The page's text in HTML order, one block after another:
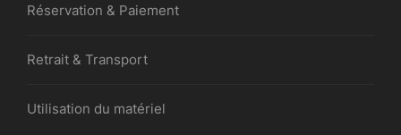
Réservation & Paiement
Retrait & Transport
Utilisation du matériel